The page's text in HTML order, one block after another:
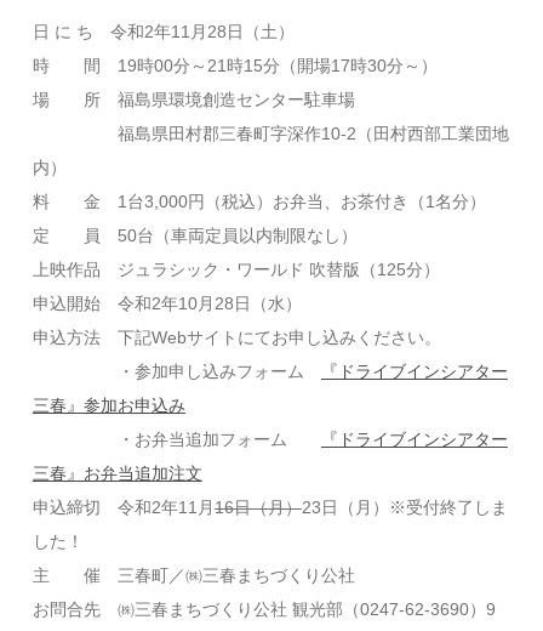
日 に ち 令和2年11月28日（土）
時 間 19時00分～21時15分（開場17時30分～）
場 所 福島県環境創造センター駐車場
福島県田村郡三春町字深作10-2（田村西部工業団地
内）
料 金 1台3,000円（税込）お弁当、お茶付き（1名分）
定 員 50台（車両定員以内制限なし）
上映作品 ジュラシック・ワールド 吹替版（125分）
申込開始 令和2年10月28日（水）
申込方法 下記Webサイトにてお申し込みください。
・参加申し込みフォーム
『ドライブインシアター
三春』参加お申込み
・お弁当追加フォーム
『ドライブインシアター
三春』お弁当追加注文
申込締切 令和2年11月16日（月）23日（月）※受付終了しま
した！
主 催 三春町／㈱三春まちづくり公社
お問合先 ㈱三春まちづくり公社 観光部（0247-62-3690）9